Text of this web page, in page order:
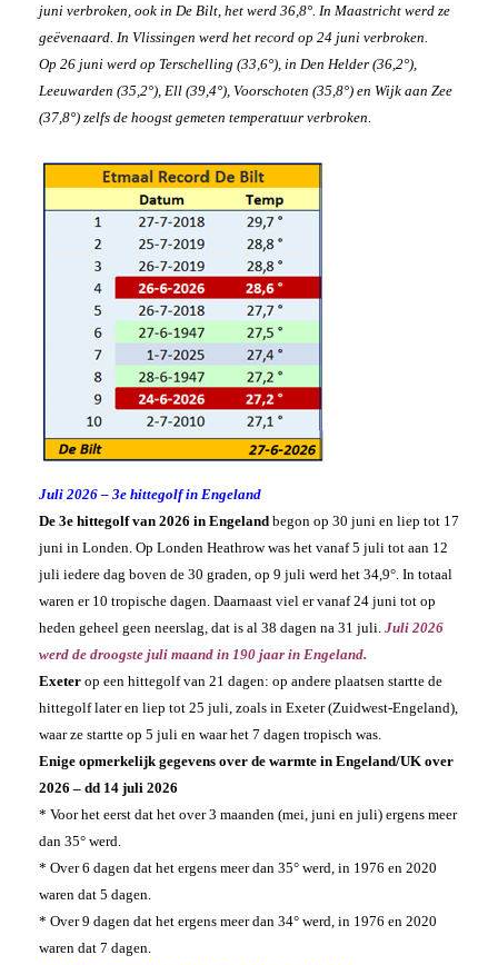
juni verbroken, ook in De Bilt, het werd 36,8°. In Maastricht werd ze
geëvenaard. In Vlissingen werd het record op 24 juni verbroken.
Op 26 juni werd op Terschelling (33,6°), in Den Helder (36,2°),
Leeuwarden (35,2°), Ell (39,4°), Voorschoten (35,8°) en Wijk aan Zee
(37,8°) zelfs de hoogst gemeten temperatuur verbroken.
Juli 2026 – 3e hittegolf in Engeland
De 3e hittegolf van 2026 in Engeland begon op 30 juni en liep tot 17
juni in Londen. Op Londen Heathrow was het vanaf 5 juli tot aan 12
juli iedere dag boven de 30 graden, op 9 juli werd het 34,9°. In totaal
waren er 10 tropische dagen. Daarnaast viel er vanaf 24 juni tot op
heden geheel geen neerslag, dat is al 38 dagen na 31 juli. Juli 2026
werd de droogste juli maand in 190 jaar in Engeland.
Exeter op een hittegolf van 21 dagen: op andere plaatsen startte de
hittegolf later en liep tot 25 juli, zoals in Exeter (Zuidwest-Engeland),
waar ze startte op 5 juli en waar het 7 dagen tropisch was.
Enige opmerkelijk gegevens over de warmte in Engeland/UK over
2026 – dd 14 juli 2026
* Voor het eerst dat het over 3 maanden (mei, juni en juli) ergens meer
dan 35° werd.
* Over 6 dagen dat het ergens meer dan 35° werd, in 1976 en 2020
waren dat 5 dagen.
* Over 9 dagen dat het ergens meer dan 34° werd, in 1976 en 2020
waren dat 7 dagen.